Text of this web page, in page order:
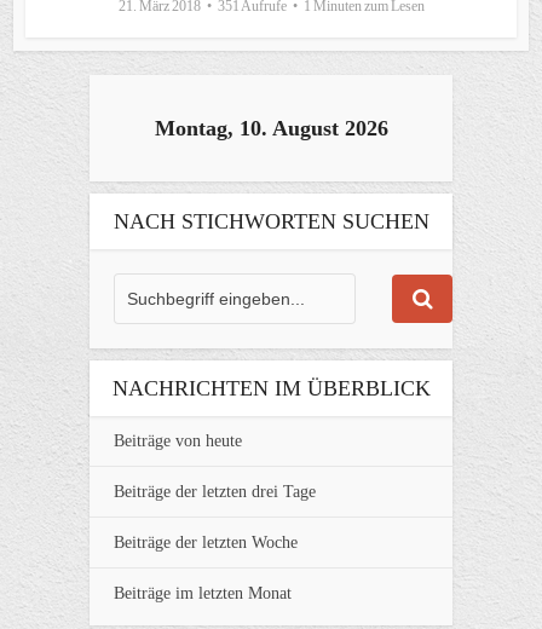
21. März 2018 351 Aufrufe 1 Minuten zum Lesen
Montag, 10. August 2026
NACH STICHWORTEN SUCHEN
NACHRICHTEN IM ÜBERBLICK
Beiträge von heute
Beiträge der letzten drei Tage
Beiträge der letzten Woche
Beiträge im letzten Monat